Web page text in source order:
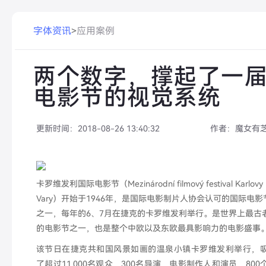
字体资讯>应用案例
两个数字，撑起了一
电影节的视觉系统
更新时间： 2018-08-26 13:40:32 作者： 魔女有
卡罗维发利国际电影节（Mezinárodní filmový festival Karlovy
Vary）开始于1946年，是国际电影制片人协会认可的国际电影
之一，每年的6、7月在捷克的卡罗维发利举行。是世界上最古
的电影节之一，也是整个中欧以及东欧最具影响力的电影盛事
该节日在捷克共和国风景如画的温泉小镇卡罗维发利举行，
了超过11,000名观众，300名导演，电影制作人和演员，800